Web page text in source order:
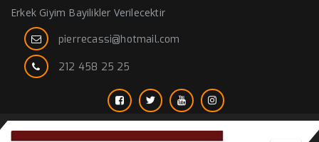
Erkek Giyim Bayilikler Verilecektir
pierrecassi@hotmail.com
212 458 25 25